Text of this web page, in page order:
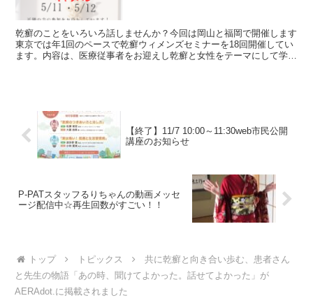
乾癬のことをいろいろ話しませんか？今回は岡山と福岡で開催します
東京では年1回のペースで乾癬ウィメンズセミナーを18回開催してい
ます。内容は、医療従事者をお迎えし乾癬と女性をテーマにして学ん
【終了】11/7 10:00～11:30web市民公開
講座のお知らせ
P-PATスタッフるりちゃんの動画メッセ
ージ配信中☆再生回数がすごい！！
トップ トピックス
共に乾癬と向き合い歩む、患者さん
と先生の物語「あの時、聞けてよかった。話せてよかった」が
AERAdot.に掲載されました